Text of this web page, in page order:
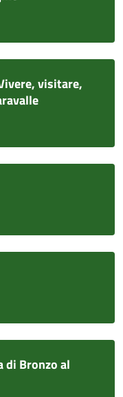
visitare,
di Bronzo al